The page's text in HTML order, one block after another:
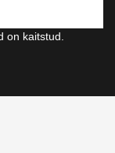
on kaitstud.